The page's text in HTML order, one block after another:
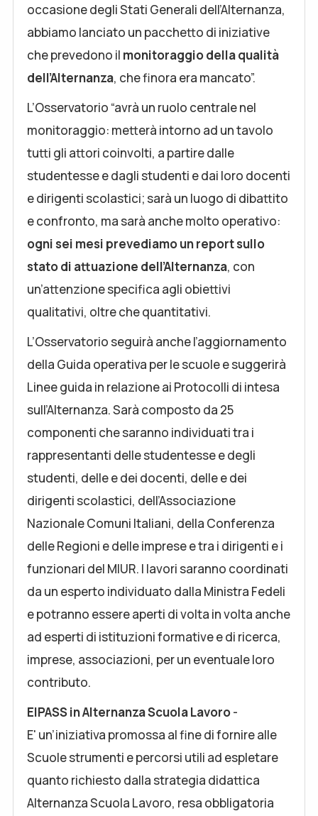
occasione degli Stati Generali dell’Alternanza,
abbiamo lanciato un pacchetto di iniziative
che prevedono il monitoraggio della qualità
dell’Alternanza, che finora era mancato”.
L’Osservatorio “avrà un ruolo centrale nel
monitoraggio: metterà intorno ad un tavolo
tutti gli attori coinvolti, a partire dalle
studentesse e dagli studenti e dai loro docenti
e dirigenti scolastici; sarà un luogo di dibattito
e confronto, ma sarà anche molto operativo:
ogni sei mesi prevediamo un report sullo
stato di attuazione dell’Alternanza, con
un’attenzione specifica agli obiettivi
qualitativi, oltre che quantitativi.
L’Osservatorio seguirà anche l’aggiornamento
della Guida operativa per le scuole e suggerirà
Linee guida in relazione ai Protocolli di intesa
sull’Alternanza. Sarà composto da 25
componenti che saranno individuati tra i
rappresentanti delle studentesse e degli
studenti, delle e dei docenti, delle e dei
dirigenti scolastici, dell’Associazione
Nazionale Comuni Italiani, della Conferenza
delle Regioni e delle imprese e tra i dirigenti e i
funzionari del MIUR. I lavori saranno coordinati
da un esperto individuato dalla Ministra Fedeli
e potranno essere aperti di volta in volta anche
ad esperti di istituzioni formative e di ricerca,
imprese, associazioni, per un eventuale loro
contributo.
EIPASS in Alternanza Scuola Lavoro-
E' un’iniziativa promossa al fine di fornire alle
Scuole strumenti e percorsi utili ad espletare
quanto richiesto dalla strategia didattica
Alternanza Scuola Lavoro, resa obbligatoria